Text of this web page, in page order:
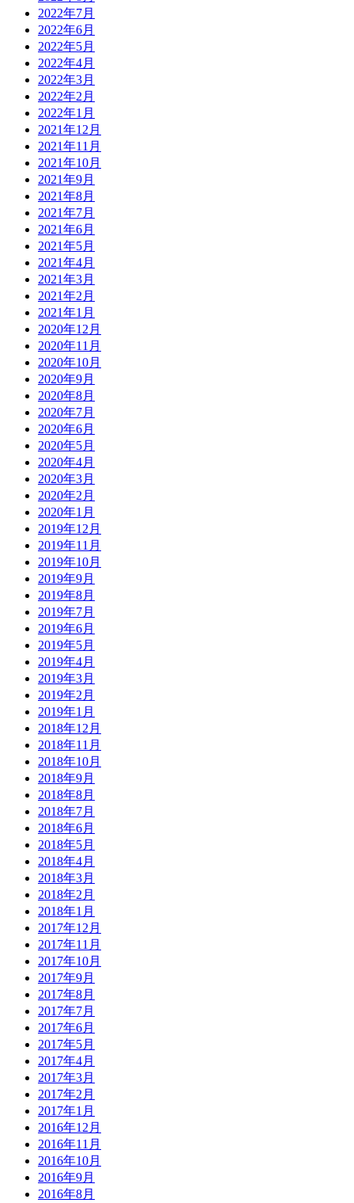
2022年7月
2022年6月
2022年5月
2022年4月
2022年3月
2022年2月
2022年1月
2021年12月
2021年11月
2021年10月
2021年9月
2021年8月
2021年7月
2021年6月
2021年5月
2021年4月
2021年3月
2021年2月
2021年1月
2020年12月
2020年11月
2020年10月
2020年9月
2020年8月
2020年7月
2020年6月
2020年5月
2020年4月
2020年3月
2020年2月
2020年1月
2019年12月
2019年11月
2019年10月
2019年9月
2019年8月
2019年7月
2019年6月
2019年5月
2019年4月
2019年3月
2019年2月
2019年1月
2018年12月
2018年11月
2018年10月
2018年9月
2018年8月
2018年7月
2018年6月
2018年5月
2018年4月
2018年3月
2018年2月
2018年1月
2017年12月
2017年11月
2017年10月
2017年9月
2017年8月
2017年7月
2017年6月
2017年5月
2017年4月
2017年3月
2017年2月
2017年1月
2016年12月
2016年11月
2016年10月
2016年9月
2016年8月